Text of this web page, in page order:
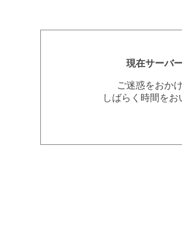
現在サーバ
ご迷惑をおか
しばらく時間を